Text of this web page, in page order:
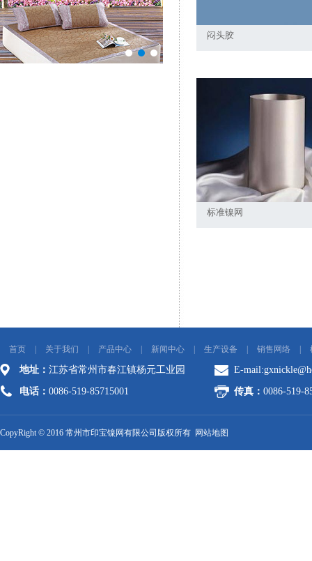
闷头胶
标准镍网
首页 关于我们 产品中心 新闻中心 生产设备 销售网络
地址： 江苏省常州市春江镇杨元工业园 E-mail:
电话： 0086-519-85715001 传真： 0086-519-
CopyRight © 2016 常州市印宝镍网有限公司版权所有 网站地图